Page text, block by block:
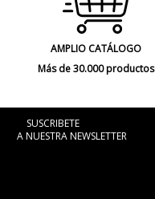
AMPLIO CATÁLOGO
Más de 30.000 productos
SUSCRIBETE
A NUESTRA NEWSLETTER